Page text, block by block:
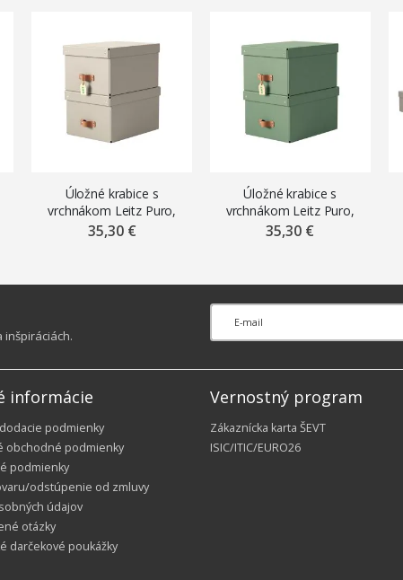
Úložné krabice s
vrchnákom Leitz Puro,
veľkosť M, kartónové, 2
35,30 €
Úložné krabice s
vrchnákom Leitz Puro,
veľkosť M, kartónové, 2
35,30 €
informácie
podmienky
obchodné podmienky
podmienky
odstúpenie od zmluvy
údajov
otázky
darčekové poukážky
Vernostný program
Zákaznícka karta ŠEVT
ISIC/ITIC/EURO26